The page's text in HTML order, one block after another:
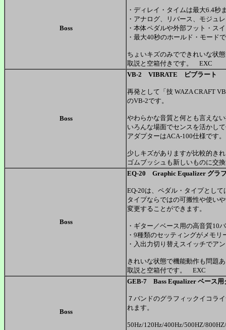
Boss
・ディレイ・タイムは最大6.4秒
・アナログ、リバース、モジュ
・本体ペダルや外部フット・ス
・最大40秒のホールド・モード
ちょいキズのみでできれいな状
取説と空箱付きです。 EXC
Boss
VB-2 VIBRATE ビブラート
再発として「技 WAZA CRAFT
のVB-2です。
やわらかな音質と何とも言えな
いろんな場面でセンスを活かし
アダプターはACA-100仕様です。
少しキズがありますが比較的き
ゴムブッシュも新しいものに交
Boss
EQ-20 Graphic Equalizer グラ
EQ-20は、ペダル・タイプとし
タイプならではの可搬性や使い
変更することができます。
・ギター／ベース用の高音質10
・9種類のセッティングがメモ
・入出力切り替えスイッチでア
きれいな状態で機能動作も問題
取説と空箱付です。 EXC
Boss
GEB-7 Bass Equalizer ベース用
７バンドのグラフィックイコラ
れます。
50Hz/120Hz/400Hz/500HZ/